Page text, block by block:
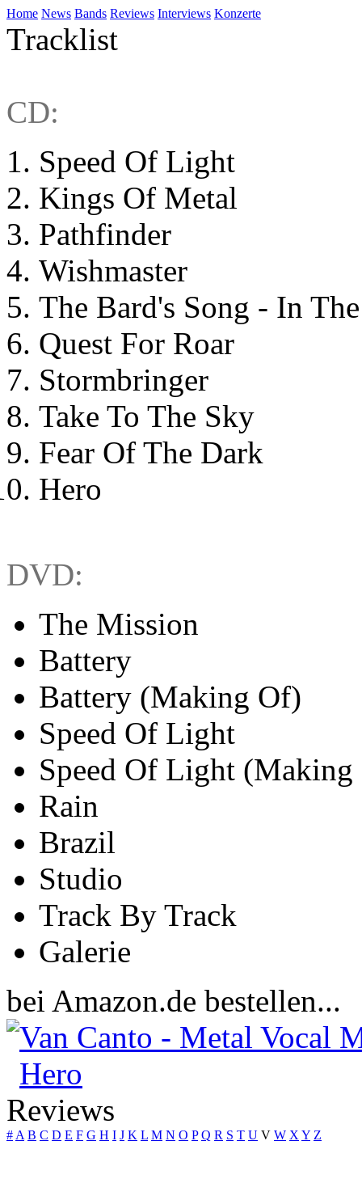
Home News Bands Reviews Interviews Konzerte
Tracklist
CD:
Speed Of Light
Kings Of Metal
Pathfinder
Wishmaster
The Bard's Song - In
Quest For Roar
Stormbringer
Take To The Sky
Fear Of The Dark
Hero
DVD:
The Mission
Battery
Battery (Making Of)
Speed Of Light
Speed Of Light
Rain
Brazil
Studio
Track By Track
Galerie
bei Amazon.de bestellen...
Van Canto - Metal Vocal
Hero
Reviews
# A B C D E F G H I J K L M N O P Q R S T U V W X Y Z